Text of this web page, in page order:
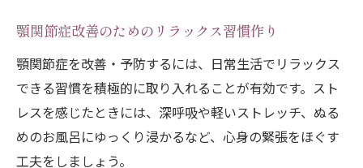
顎関節症改善のためのリラックス習慣作り
顎関節症を改善・予防するには、日常生活でリラックス
できる習慣を積極的に取り入れることが有効です。スト
レスを感じたときには、深呼吸や軽いストレッチ、ぬる
めのお風呂にゆっくり浸かるなど、心身の緊張をほぐす
工夫をしましょう。